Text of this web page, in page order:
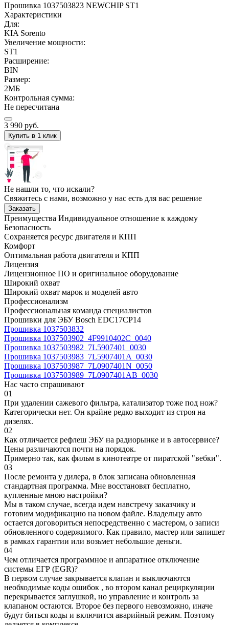
Прошивка 1037503823 NEWCHIP ST1
Характеристики
Для:
KIA Sorento
Увеличение мощности:
ST1
Расширение:
BIN
Размер:
2МБ
Контрольная сумма:
Не пересчитана
3 990 руб.
Купить в 1 клик
Не нашли то, что искали?
Свяжитесь с нами, возможно у нас есть для вас решение
Заказать
Преимущества Индивидуальное отношение к каждому
Безопасность
Сохраняется ресурс двигателя и КПП
Комфорт
Оптимальная работа двигателя и КПП
Лицензия
Лицензионное ПО и оригинальное оборудование
Широкий охват
Широкий охват марок и моделей авто
Профессионализм
Профессиональная команда специалистов
Прошивки для ЭБУ Bosch EDC17CP14
Прошивка 1037503832
Прошивка 1037503902_4F9910402C_0040
Прошивка 1037503982_7L5907401_0030
Прошивка 1037503983_7L5907401A_0030
Прошивка 1037503987_7L0907401N_0050
Прошивка 1037503989_7L0907401AB_0030
Нас часто спрашивают
01
При удалении сажевого фильтра, катализатор тоже под нож?
Категорически нет. Он крайне редко выходит из строя на
дизелях.
02
Как отличается рефлеш ЭБУ на радиорынке и в автосервисе?
Цены различаются почти на порядок.
Примерно так, как фильм в кинотеатре от пиратской "вебки".
03
После ремонта у дилера, в блок записана обновленная
стандартная программа. Мне восстановят бесплатно,
купленные мною настройки?
Мы в таком случае, всегда идем навстречу заказчику и
готовим модификацию на новом файле. Владельцу авто
остается договориться непосредственно с мастером, о записи
обновленного содержимого. Как правило, мастер или запишет
в рамках гарантии или возьмет небольшие деньги.
04
Чем отличается программное и аппаратное отключение
системы ЕГР (EGR)?
В первом случае закрывается клапан и выключаются
необходимые коды ошибок , во втором канал рециркуляции
перекрывается заглушкой, но управление и контроль за
клапаном остаются. Второе без первого невозможно, иначе
будут биться коды и включится аварийный режим. Поэтому